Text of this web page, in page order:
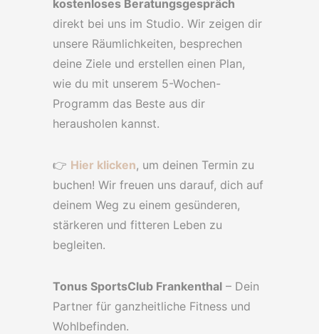
kostenloses Beratungsgespräch
direkt bei uns im Studio. Wir zeigen dir
unsere Räumlichkeiten, besprechen
deine Ziele und erstellen einen Plan,
wie du mit unserem 5-Wochen-
Programm das Beste aus dir
herausholen kannst.
👉 Hier klicken, um deinen Termin zu
buchen! Wir freuen uns darauf, dich auf
deinem Weg zu einem gesünderen,
stärkeren und fitteren Leben zu
begleiten.
Tonus SportsClub Frankenthal – Dein
Partner für ganzheitliche Fitness und
Wohlbefinden.